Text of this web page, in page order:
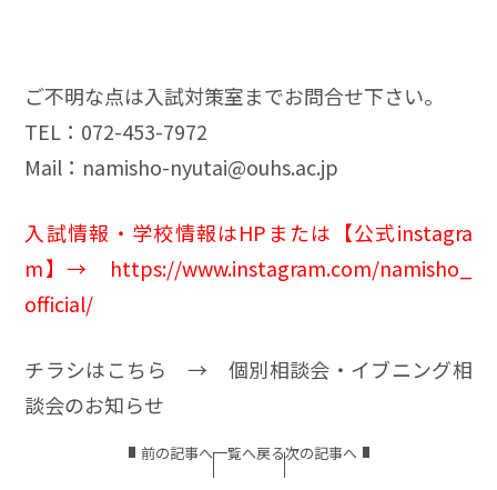
ご不明な点は入試対策室までお問合せ下さい。
TEL：072-453-7972
Mail：namisho-nyutai@ouhs.ac.jp
入試情報・学校情報はHPまたは【公式instagra
m】 → https://www.instagram.com/namisho_
official/
チラシはこちら → 個別相談会・イブニング相
談会のお知らせ
前の記事へ一覧へ戻る次の記事へ